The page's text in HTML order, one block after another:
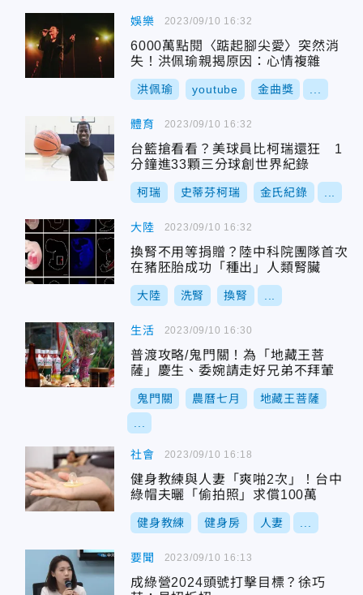
娛樂
6000萬點閱〈踮起腳尖愛〉突然消
失！洪佩瑜親揭原因：心情複雜
洪佩瑜 youtube 金曲獎
2023/09/10 16:32
體育
台籃搶看看？美球員比柯瑞還狂 1
分鐘進33顆三分球創世界紀錄
柯瑞 史蒂芬柯瑞 金氏紀錄
2023/09/10 16:32
大陸
換腎不用等捐贈？陸中科院團隊首次
在豬胚胎成功「種出」人類腎臟
大陸 洗腎 換腎
2023/09/10 16:32
生活
普渡攻略/鬼門關！為「地藏王菩
薩」慶生、委婉請走好兄弟不拜葷
鬼門關 農曆七月 地藏王菩薩
2023/09/10 16:30
社會
健身教練與人妻「爽啪2次」！台中
綠帽夫曬「偷拍照」求償100萬
健身教練 健身房 人妻
2023/09/10 16:18
要聞
成綠營2024頭號打擊目標？徐巧
2023/09/10 16:13